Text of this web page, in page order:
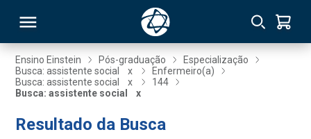
Ensino Einstein Pós-graduação
Especialização
Busca: assistente social
x
Enfermeiro(a)
Busca: assistente social
x
144
Busca: assistente social
x
Resultado da Busca